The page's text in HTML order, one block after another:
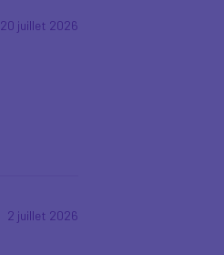
20 juillet 2026
2 juillet 2026